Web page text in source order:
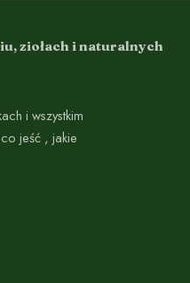
ziołach i naturalnych
i wszystkim
jeść , jakie